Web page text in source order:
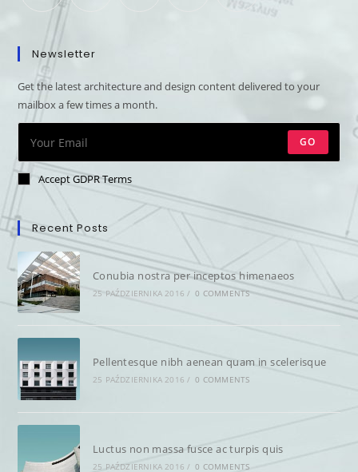
Newsletter
Get the latest architecture and design content delivered to your
mailbox a few times a month.
GO
Accept GDPR Terms
Recent Posts
Conubia nostra per inceptos himenaeos
25 PAŹDZIERNIKA 2016 / 0 COMMENTS
Pellentesque nibh aenean quam in scelerisque
25 PAŹDZIERNIKA 2016 / 0 COMMENTS
Luctus non massa fusce ac turpis quis
25 PAŹDZIERNIKA 2016 / 0 COMMENTS